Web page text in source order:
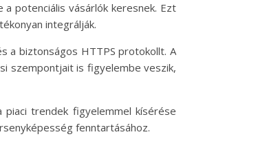
potenciális vásárlók keresnek. Ezt
integrálják.
a biztonságos HTTPS protokollt. A
szempontjait is figyelembe veszik,
trendek figyelemmel kísérése
fenntartásához.